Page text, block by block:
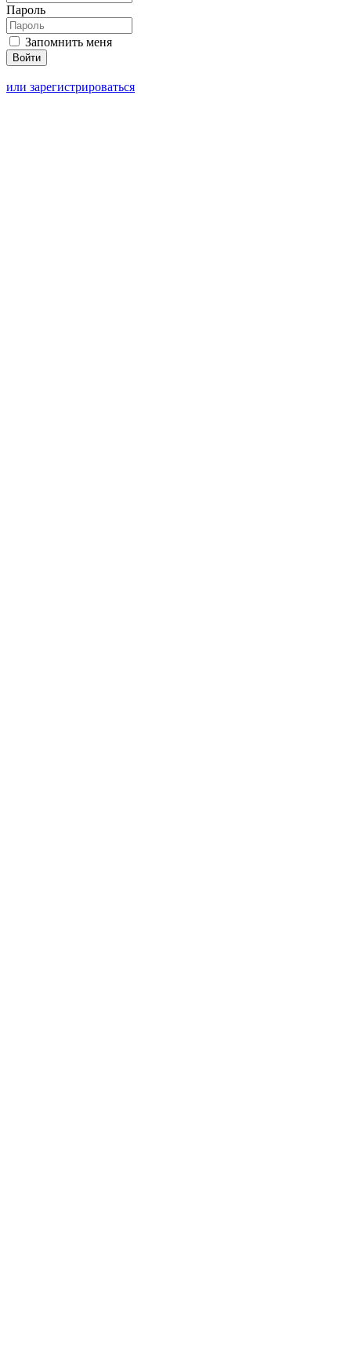
Пароль
Запомнить меня
или зарегистрироваться